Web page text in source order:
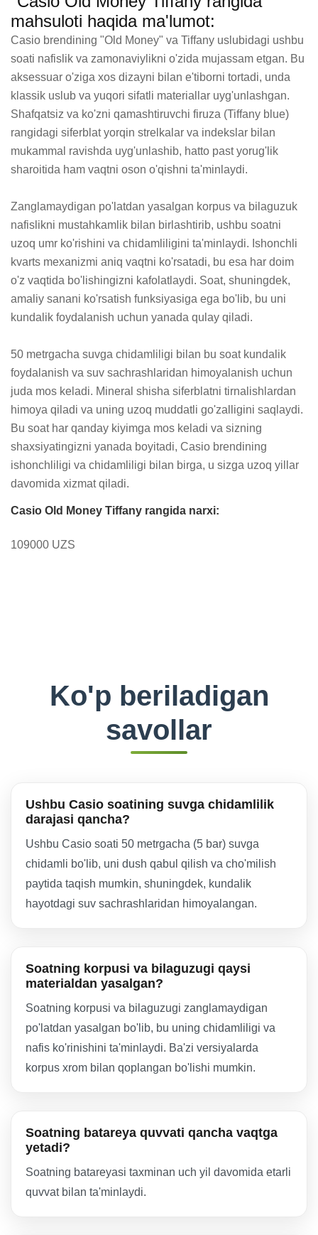
mahsuloti haqida ma'lumot:
Casio brendining "Old Money" va Tiffany uslubidagi ushbu
soati nafislik va zamonaviylikni o'zida mujassam etgan. Bu
aksessuar o'ziga xos dizayni bilan e'tiborni tortadi, unda
klassik uslub va yuqori sifatli materiallar uyg'unlashgan.
Shafqatsiz va ko'zni qamashtiruvchi firuza (Tiffany blue)
rangidagi siferblat yorqin strelkalar va indekslar bilan
mukammal ravishda uyg'unlashib, hatto past yorug'lik
sharoitida ham vaqtni oson o'qishni ta'minlaydi.
Zanglamaydigan po'latdan yasalgan korpus va bilaguzuk
nafislikni mustahkamlik bilan birlashtirib, ushbu soatni
uzoq umr ko'rishini va chidamliligini ta'minlaydi. Ishonchli
kvarts mexanizmi aniq vaqtni ko'rsatadi, bu esa har doim
o'z vaqtida bo'lishingizni kafolatlaydi. Soat, shuningdek,
amaliy sanani ko'rsatish funksiyasiga ega bo'lib, bu uni
kundalik foydalanish uchun yanada qulay qiladi.
50 metrgacha suvga chidamliligi bilan bu soat kundalik
foydalanish va suv sachrashlaridan himoyalanish uchun
juda mos keladi. Mineral shisha siferblatni tirnalishlardan
himoya qiladi va uning uzoq muddatli go'zalligini saqlaydi.
Bu soat har qanday kiyimga mos keladi va sizning
shaxsiyatingizni yanada boyitadi, Casio brendining
ishonchliligi va chidamliligi bilan birga, u sizga uzoq yillar
davomida xizmat qiladi.
Casio Old Money Tiffany rangida narxi:
109000 UZS
Ko'p beriladigan
savollar
Ushbu Casio soatining suvga chidamlilik
darajasi qancha?
Ushbu Casio soati 50 metrgacha (5 bar) suvga
chidamli bo'lib, uni dush qabul qilish va cho'milish
paytida taqish mumkin, shuningdek, kundalik
hayotdagi suv sachrashlaridan himoyalangan.
Soatning korpusi va bilaguzugi qaysi
materialdan yasalgan?
Soatning korpusi va bilaguzugi zanglamaydigan
po'latdan yasalgan bo'lib, bu uning chidamliligi va
nafis ko'rinishini ta'minlaydi. Ba'zi versiyalarda
korpus xrom bilan qoplangan bo'lishi mumkin.
Soatning batareya quvvati qancha vaqtga
yetadi?
Soatning batareyasi taxminan uch yil davomida etarli
quvvat bilan ta'minlaydi.